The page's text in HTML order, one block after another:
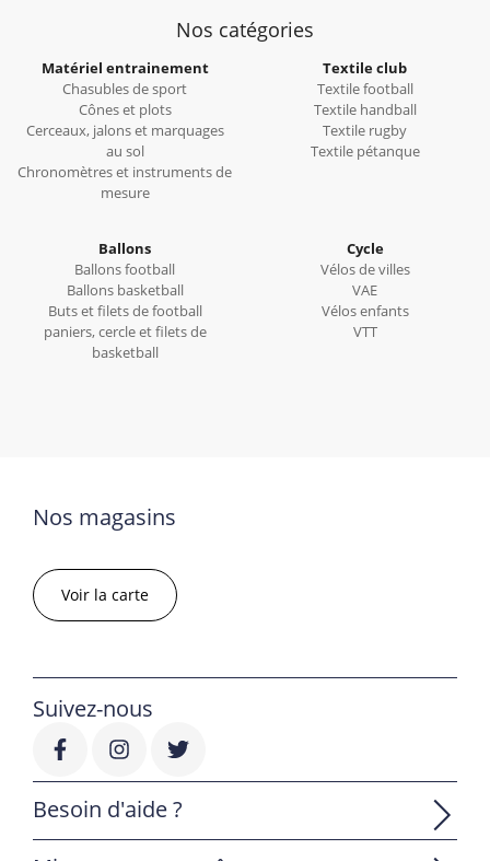
Nos catégories
Matériel entrainement
Chasubles de sport
Cônes et plots
Cerceaux, jalons et marquages
au sol
Chronomètres et instruments de
mesure
Textile club
Textile football
Textile handball
Textile rugby
Textile pétanque
Ballons
Ballons football
Ballons basketball
Buts et filets de football
paniers, cercle et filets de
basketball
Cycle
Vélos de villes
VAE
Vélos enfants
VTT
Nos magasins
Voir la carte
Suivez-nous
Besoin d'aide ?